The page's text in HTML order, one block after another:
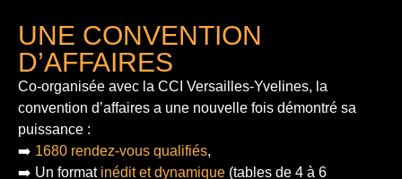
UNE CONVENTION
D’AFFAIRES
Co-organisée avec la CCI Versailles-Yvelines, la
convention d’affaires a une nouvelle fois démontré sa
puissance :
➡️ 1680 rendez-vous qualifiés,
➡️ Un format inédit et dynamique (tables de 4 à 6